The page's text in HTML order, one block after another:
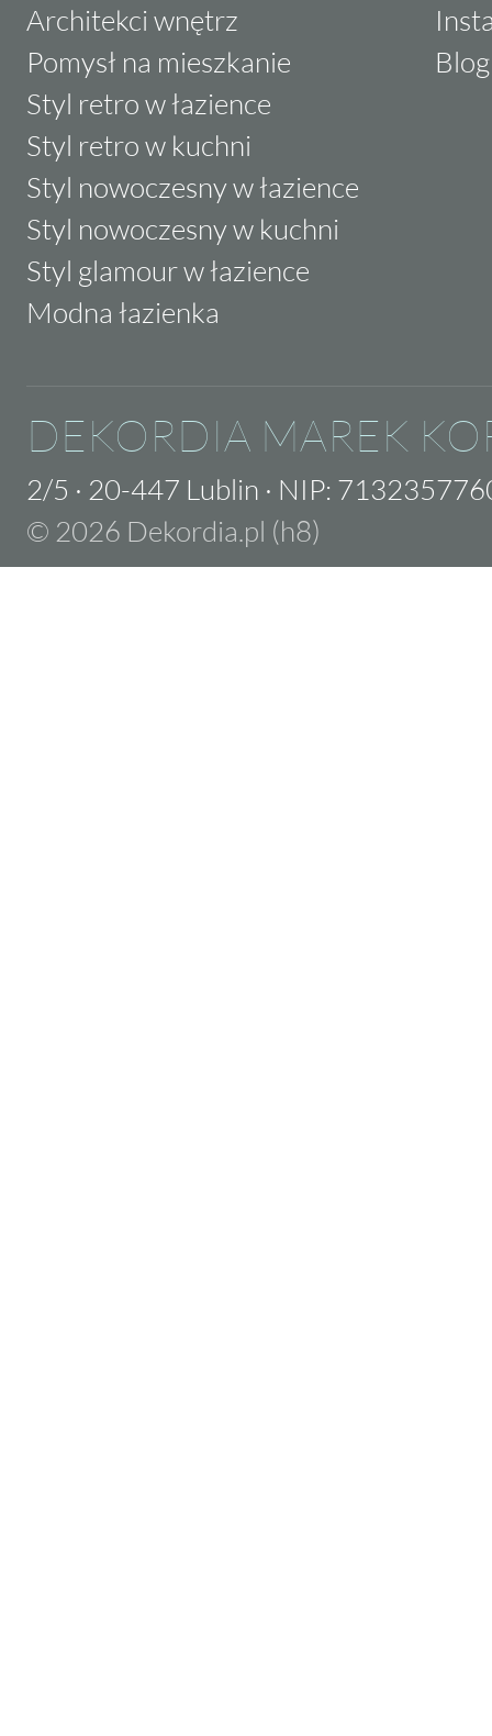
Architekci wnętrz
Pomysł na mieszkanie
Styl retro w łazience
Styl retro w kuchni
Styl nowoczesny w łazience
Styl nowoczesny w kuchni
Styl glamour w łazience
Modna łazienka
Blog
DEKORDIA MAREK
2/5 · 20-447 Lublin · NIP:
© 2026 Dekordia.pl (h8)